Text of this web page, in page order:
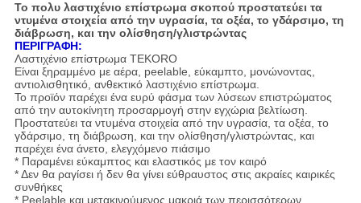
Το πολυ λαστιχένιο επίστρωμα σκοπού προστατεύει τα
ντυμένα στοιχεία από την υγρασία, τα οξέα, το γδάρσιμο, τη
διάβρωση, και την ολίσθηση/γλιστρώντας
ΠΕΡΙΓΡΑΦΗ:
Λαστιχένιο επίστρωμα TEKORO
Είναι ξηραμμένο με αέρα, peelable, εύκαμπτο, μονώνοντας,
αντιολισθητικό, ανθεκτικό λαστιχένιο επίστρωμα.
Το προϊόν παρέχει ένα ευρύ φάσμα των λύσεων επιστρώματος
από την αυτοκίνητη προσαρμογή στην εγχώρια βελτίωση.
Προστατεύει τα ντυμένα στοιχεία από την υγρασία, τα οξέα, το
γδάρσιμο, τη διάβρωση, και την ολίσθηση/γλιστρώντας, και
παρέχει ένα άνετο, ελεγχόμενο πιάσιμο
* Παραμένει εύκαμπτος και ελαστικός με τον καιρό
* Δεν θα ραγίσει ή δεν θα γίνει εύθραυστος στις ακραίες καιρικές
συνθήκες
* Peelable και μετακινούμενος μακριά των περισσότερων